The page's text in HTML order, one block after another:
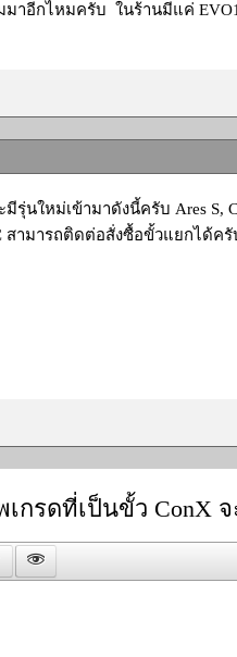
าอีกไหมครับ ในร้านมีแค่ EVO1
รุ่นใหม่เข้ามาดังนี้ครับ Ares S,
สามารถติดต่อสั่งซื้อขั้วแยกได้ครั
เกรดที่เป็นขั้ว ConX